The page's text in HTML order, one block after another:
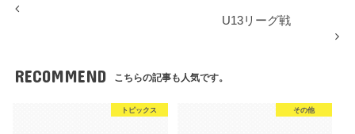
U13リーグ戦
RECOMMEND こちらの記事も人気です。
トピックス その他